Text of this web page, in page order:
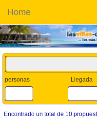
Home
personas Llegada
Encontrado un total de 10